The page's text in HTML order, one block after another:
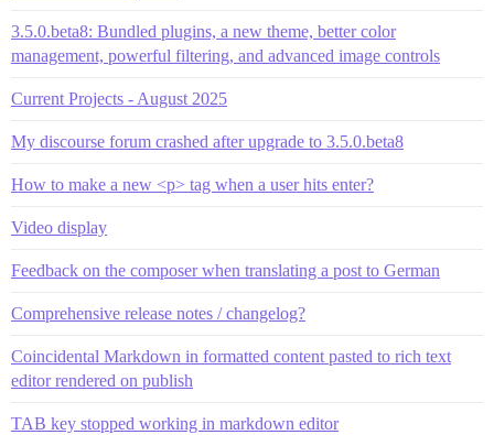
3.5.0.beta8: Bundled plugins, a new theme, better color
management, powerful filtering, and advanced image controls
Current Projects - August 2025
My discourse forum crashed after upgrade to 3.5.0.beta8
How to make a new <p> tag when a user hits enter?
Video display
Feedback on the composer when translating a post to German
Comprehensive release notes / changelog?
Coincidental Markdown in formatted content pasted to rich text
editor rendered on publish
TAB key stopped working in markdown editor